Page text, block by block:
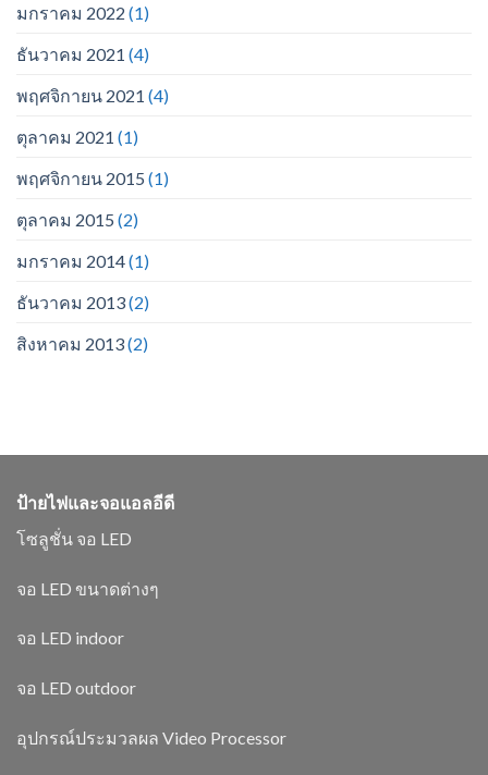
มกราคม 2022 (1)
ธันวาคม 2021 (4)
พฤศจิกายน 2021 (4)
ตุลาคม 2021 (1)
พฤศจิกายน 2015 (1)
ตุลาคม 2015 (2)
มกราคม 2014(1)
ธันวาคม 2013(2)
สิงหาคม 2013(2)
ป้ายไฟและจอแอลอีดี
โซลูชั่น จอ LED
จอ LED ขนาดต่างๆ
จอ LED indoor
จอ LED outdoor
อุปกรณ์ประมวลผล Video Processor